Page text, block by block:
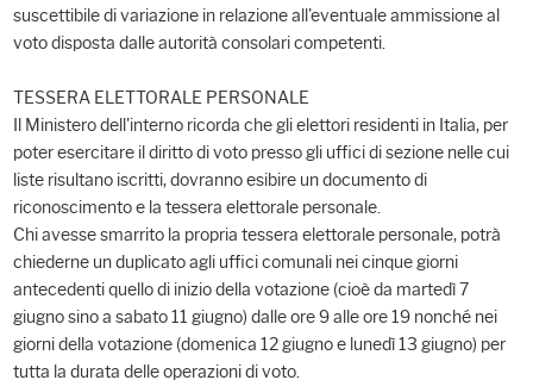
suscettibile di variazione in relazione all'eventuale ammissione al
voto disposta dalle autorità consolari competenti.
TESSERA ELETTORALE PERSONALE
Il Ministero dell'interno ricorda che gli elettori residenti in Italia, per
poter esercitare il diritto di voto presso gli uffici di sezione nelle cui
liste risultano iscritti, dovranno esibire un documento di
riconoscimento e la tessera elettorale personale.
Chi avesse smarrito la propria tessera elettorale personale, potrà
chiederne un duplicato agli uffici comunali nei cinque giorni
antecedenti quello di inizio della votazione (cioè da martedì 7
giugno sino a sabato 11 giugno) dalle ore 9 alle ore 19 nonché nei
giorni della votazione (domenica 12 giugno e lunedì 13 giugno) per
tutta la durata delle operazioni di voto.